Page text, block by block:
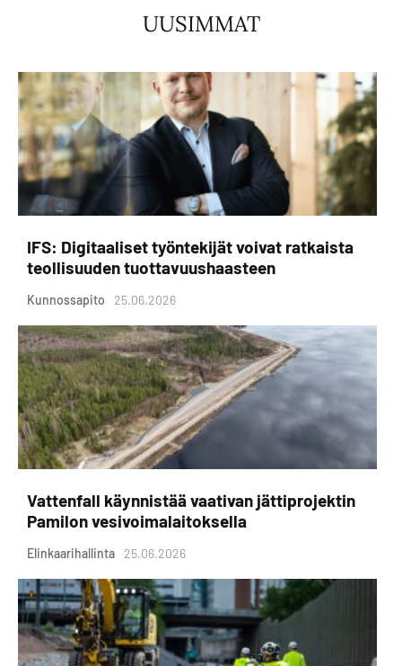
UUSIMMAT
IFS: Digitaaliset työntekijät voivat ratkaista
teollisuuden tuottavuushaasteen
Kunnossapito 25.06.2026
Vattenfall käynnistää vaativan jättiprojektin
Pamilon vesivoimalaitoksella
Elinkaarihallinta 25.06.2026